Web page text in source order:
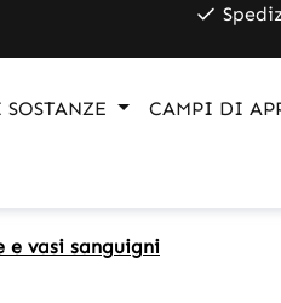
CAMPI DI
e vasi sanguigni